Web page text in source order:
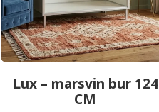
Lux – marsvin bur 124
CM